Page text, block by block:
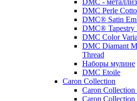
DMC Perle
DMC® Satin
DMC® Tapestry
DMC Color
DMC Diamant
Thread
Наборы мулине
DMC Etoile
Caron Collection
Caron
Caron Collection